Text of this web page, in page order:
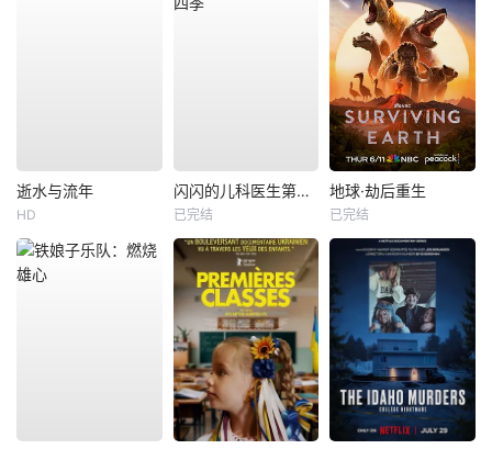
逝水与流年
HD
闪闪的儿科医生第四季
已完结
地球·劫后重生
已完结